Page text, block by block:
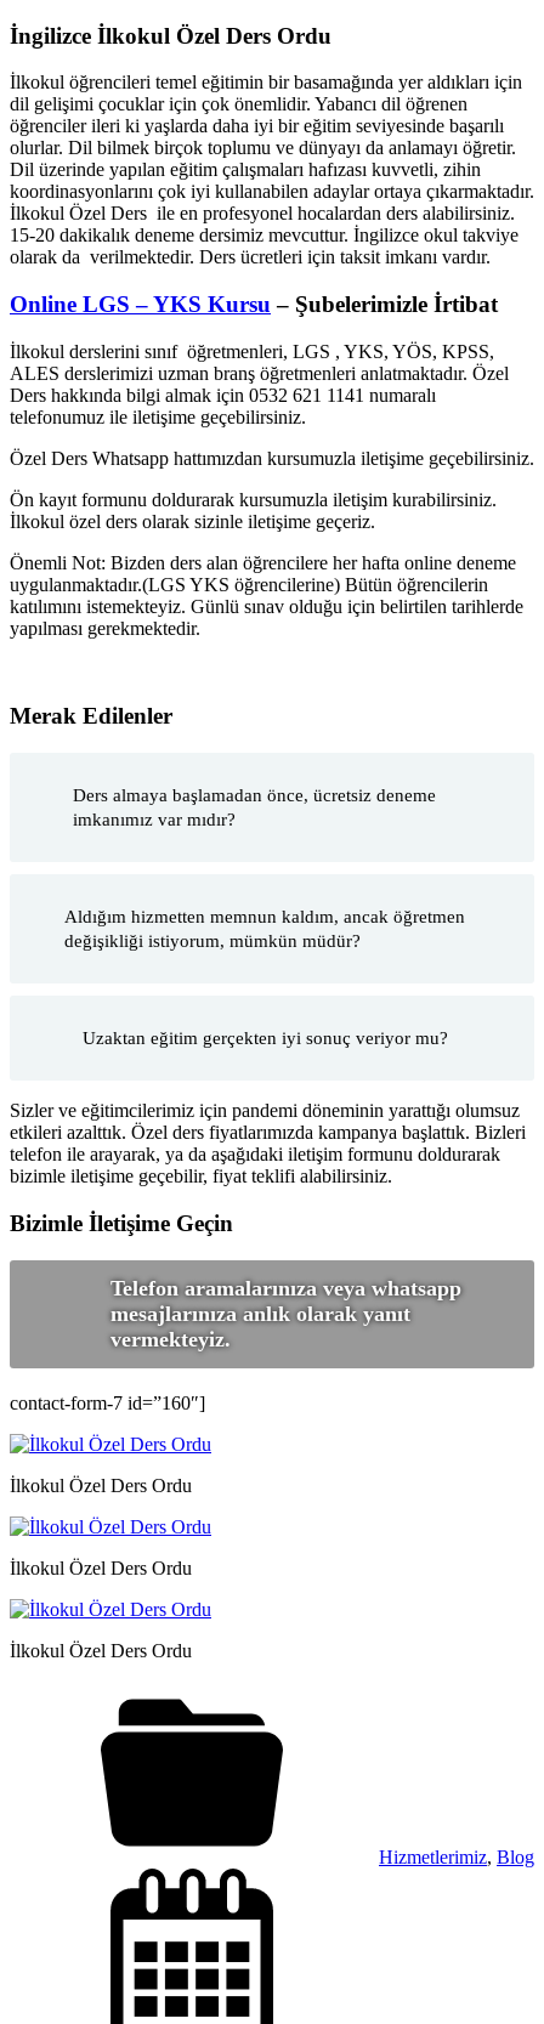
İngilizce İlkokul Özel Ders Ordu
İlkokul öğrencileri temel eğitimin bir basamağında yer aldıkları için
dil gelişimi çocuklar için çok önemlidir. Yabancı dil öğrenen
öğrenciler ileri ki yaşlarda daha iyi bir eğitim seviyesinde başarılı
olurlar. Dil bilmek birçok toplumu ve dünyayı da anlamayı öğretir.
Dil üzerinde yapılan eğitim çalışmaları hafızası kuvvetli, zihin
koordinasyonlarını çok iyi kullanabilen adaylar ortaya çıkarmaktadır.
İlkokul Özel Ders ile en profesyonel hocalardan ders alabilirsiniz.
15-20 dakikalık deneme dersimiz mevcuttur. İngilizce okul takviye
olarak da verilmektedir. Ders ücretleri için taksit imkanı vardır.
Online LGS – YKS Kursu – Şubelerimizle İrtibat
İlkokul derslerini sınıf öğretmenleri, LGS , YKS, YÖS, KPSS,
ALES derslerimizi uzman branş öğretmenleri anlatmaktadır. Özel
Ders hakkında bilgi almak için 0532 621 1141 numaralı
telefonumuz ile iletişime geçebilirsiniz.
Özel Ders Whatsapp hattımızdan kursumuzla iletişime geçebilirsiniz.
Ön kayıt formunu doldurarak kursumuzla iletişim kurabilirsiniz.
İlkokul özel ders olarak sizinle iletişime geçeriz.
Önemli Not: Bizden ders alan öğrencilere her hafta online deneme
uygulanmaktadır.(LGS YKS öğrencilerine) Bütün öğrencilerin
katılımını istemekteyiz. Günlü sınav olduğu için belirtilen tarihlerde
yapılması gerekmektedir.
Merak Edilenler
Ders almaya başlamadan önce, ücretsiz deneme
imkanımız var mıdır?
Aldığım hizmetten memnun kaldım, ancak öğretmen
değişikliği istiyorum, mümkün müdür?
Uzaktan eğitim gerçekten iyi sonuç veriyor mu?
Sizler ve eğitimcilerimiz için pandemi döneminin yarattığı olumsuz
etkileri azalttık. Özel ders fiyatlarımızda kampanya başlattık. Bizleri
telefon ile arayarak, ya da aşağıdaki iletişim formunu doldurarak
bizimle iletişime geçebilir, fiyat teklifi alabilirsiniz.
Bizimle İletişime Geçin
Telefon aramalarınıza veya whatsapp
mesajlarınıza anlık olarak yanıt
vermekteyiz.
contact-form-7 id=”160″]
İlkokul Özel Ders Ordu
İlkokul Özel Ders Ordu
İlkokul Özel Ders Ordu
Hizmetlerimiz, Blog